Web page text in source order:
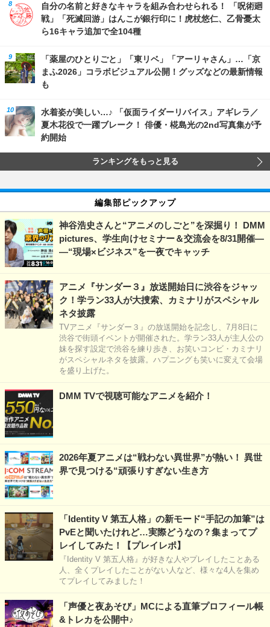
自分の名前と好きなキャラを組み合わせられる！ 「呪術廻
戦」「死滅回游」はんこが銀行印に！虎杖悠仁、乙骨憂太
ら16キャラ追加で全104種
「薬屋のひとりごと」「東リベ」「アーリャさん」…「京
まふ2026」コラボビジュアル公開！グッズなどの最新情報
も
水着姿が美しい…♪ 「仮面ライダーリバイス」アギレラ／
夏木花役で一躍ブレーク！ 俳優・椛島光の2nd写真集が予
約開始
ランキングをもっと見る
編集部ピックアップ
神谷浩史さんと“アニメのしごと”を深掘り！ DMM
pictures、学生向けセミナー＆交流会を8/31開催―
―“現場×ビジネス”を一夜でキャッチ
アニメ『サンダー３』放送開始日に渋谷をジャッ
ク！学ラン33人が大捜索、カミナリがスペシャル
ネタ披露
TVアニメ『サンダー３』の放送開始を記念し、7月8日に
渋谷で街頭イベントが開催された。学ラン33人が主人公の
妹を探す設定で渋谷を練り歩き、お笑いコンビ・カミナリ
がスペシャルネタを披露。ハプニングも笑いに変えて会場
を盛り上げた。
DMM TVで視聴可能なアニメを紹介！
2026年夏アニメは“戦わない異世界”が熱い！ 異世
界で見つける“頑張りすぎない生き方
「Identity V 第五人格」の新モード“手記の加筆”は
PvEと聞いたけれど…実際どうなの？集まってプ
レイしてみた！【プレイレポ】
『Identity V 第五人格』が好きな人やプレイしたことある
人、全くプレイしたことがない人など、様々な4人を集め
てプレイしてみました！
「声優と夜あそび」MCによる直筆プロフィール帳
&トレカを公開中♪